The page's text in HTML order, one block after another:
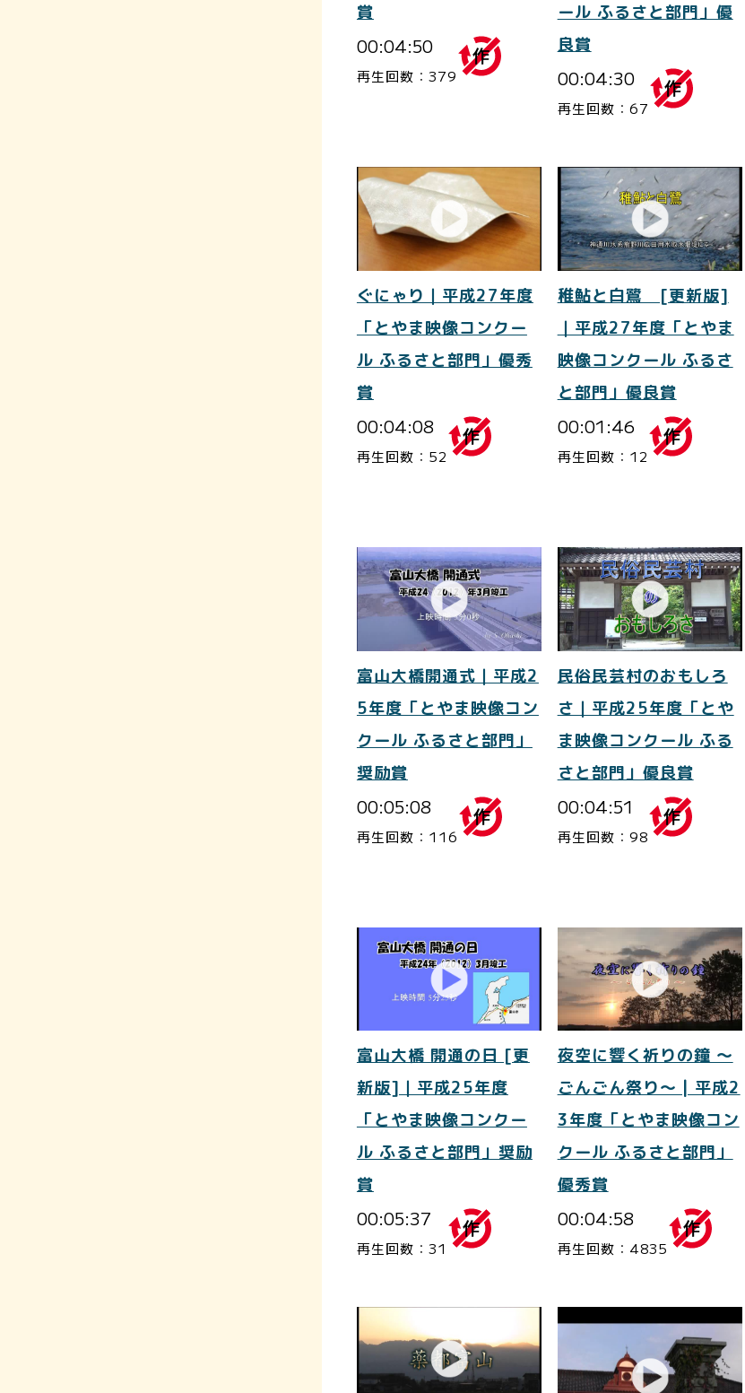
賞
00:04:50
再生回数：379
ール ふるさと部門」優
良賞
00:04:30
再生回数：67
ぐにゃり｜平成27年度
「とやま映像コンクー
ル ふるさと部門」優秀
賞
00:04:08
再生回数：52
稚鮎と白鷺 [更新版]
｜平成27年度「とやま
映像コンクール ふるさ
と部門」優良賞
00:01:46
再生回数：12
富山大橋開通式｜平成2
5年度「とやま映像コン
クール ふるさと部門」
奨励賞
00:05:08
再生回数：116
民俗民芸村のおもしろ
さ｜平成25年度「とや
ま映像コンクール ふる
さと部門」優良賞
00:04:51
再生回数：98
富山大橋 開通の日 [更
新版]｜平成25年度
「とやま映像コンクー
ル ふるさと部門」奨励
賞
00:05:37
再生回数：31
夜空に響く祈りの鐘 ～
ごんごん祭り～ | 平成2
3年度「とやま映像コン
クール ふるさと部門」
優秀賞
00:04:58
再生回数：4835